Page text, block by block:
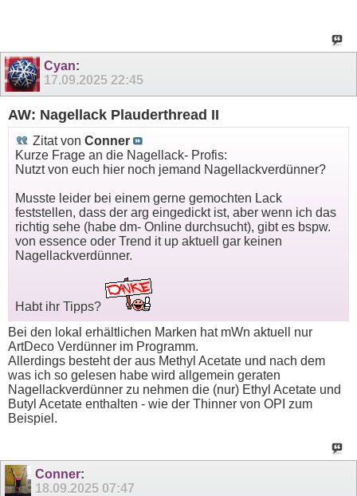
Cyan:
17.09.2025 22:45
AW: Nagellack Plauderthread II
Zitat von Conner
Kurze Frage an die Nagellack- Profis:
Nutzt von euch hier noch jemand Nagellackverdünner?
Musste leider bei einem gerne gemochten Lack
feststellen, dass der arg eingedickt ist, aber wenn ich das
richtig sehe (habe dm- Online durchsucht), gibt es bspw.
von essence oder Trend it up aktuell gar keinen
Nagellackverdünner.
Habt ihr Tipps?
Bei den lokal erhältlichen Marken hat mWn aktuell nur
ArtDeco Verdünner im Programm.
Allerdings besteht der aus Methyl Acetate und nach dem
was ich so gelesen habe wird allgemein geraten
Nagellackverdünner zu nehmen die (nur) Ethyl Acetate und
Butyl Acetate enthalten - wie der Thinner von OPI zum
Beispiel.
Conner:
18.09.2025 07:47